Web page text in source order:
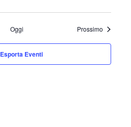
Oggi Prossimo Eventi
Esporta Eventi